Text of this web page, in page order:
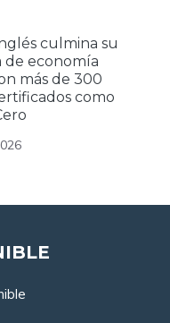
culmina su
de economía
más de 300
como